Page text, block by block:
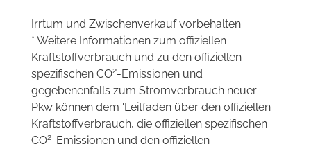
Irrtum und Zwischenverkauf vorbehalten.
* Weitere Informationen zum offiziellen
Kraftstoffverbrauch und zu den offiziellen
spezifischen CO2-Emissionen und
gegebenenfalls zum Stromverbrauch neuer
Pkw können dem 'Leitfaden über den offiziellen
Kraftstoffverbrauch, die offiziellen spezifischen
CO2-Emissionen und den offiziellen